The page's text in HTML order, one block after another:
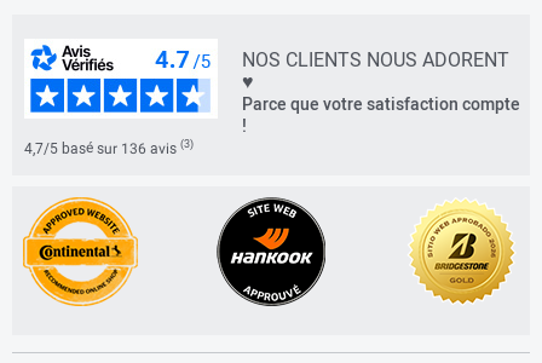
NOS CLIENTS NOUS ADORENT
♥
Parce que votre satisfaction compte
!
4,7/5 basé sur 136 avis (3)